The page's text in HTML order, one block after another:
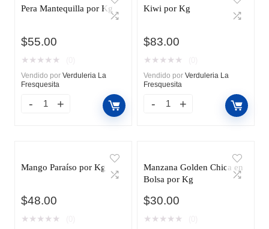
Pera Mantequilla por Kg
$55.00
★ ★ ★ ★ ★
Vendido por Verduleria La
Fresquesita
Kiwi por Kg
$83.00
★ ★ ★ ★ ★
Vendido por Verduleria La
Fresquesita
Mango Paraíso por Kg
$48.00
★ ★ ★ ★ ★
Manzana Golden Chica en
Bolsa por Kg
$30.00
★ ★ ★ ★ ★